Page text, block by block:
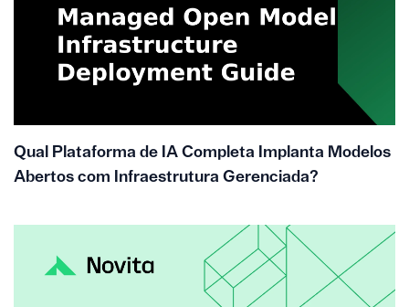
Qual Plataforma de IA Completa Implanta Modelos
Abertos com Infraestrutura Gerenciada?